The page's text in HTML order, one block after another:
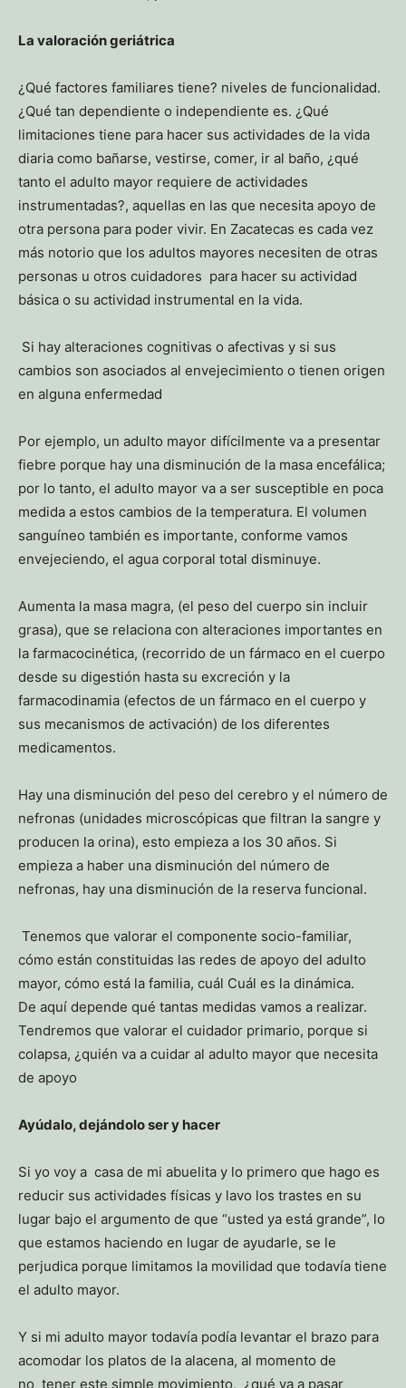
La valoración geriátrica
¿Qué factores familiares tiene? niveles de funcionalidad.
¿Qué tan dependiente o independiente es. ¿Qué
limitaciones tiene para hacer sus actividades de la vida
diaria como bañarse, vestirse, comer, ir al baño, ¿qué
tanto el adulto mayor requiere de actividades
instrumentadas?, aquellas en las que necesita apoyo de
otra persona para poder vivir. En Zacatecas es cada vez
más notorio que los adultos mayores necesiten de otras
personas u otros cuidadores para hacer su actividad
básica o su actividad instrumental en la vida.
Si hay alteraciones cognitivas o afectivas y si sus
cambios son asociados al envejecimiento o tienen origen
en alguna enfermedad
Por ejemplo, un adulto mayor difícilmente va a presentar
fiebre porque hay una disminución de la masa encefálica;
por lo tanto, el adulto mayor va a ser susceptible en poca
medida a estos cambios de la temperatura. El volumen
sanguíneo también es importante, conforme vamos
envejeciendo, el agua corporal total disminuye.
Aumenta la masa magra, (el peso del cuerpo sin incluir
grasa), que se relaciona con alteraciones importantes en
la farmacocinética, (recorrido de un fármaco en el cuerpo
desde su digestión hasta su excreción y la
farmacodinamia (efectos de un fármaco en el cuerpo y
sus mecanismos de activación) de los diferentes
medicamentos.
Hay una disminución del peso del cerebro y el número de
nefronas (unidades microscópicas que filtran la sangre y
producen la orina), esto empieza a los 30 años. Si
empieza a haber una disminución del número de
nefronas, hay una disminución de la reserva funcional.
Tenemos que valorar el componente socio-familiar,
cómo están constituidas las redes de apoyo del adulto
mayor, cómo está la familia, cuál Cuál es la dinámica.
De aquí depende qué tantas medidas vamos a realizar.
Tendremos que valorar el cuidador primario, porque si
colapsa, ¿quién va a cuidar al adulto mayor que necesita
de apoyo
Ayúdalo, dejándolo ser y hacer
Si yo voy a casa de mi abuelita y lo primero que hago es
reducir sus actividades físicas y lavo los trastes en su
lugar bajo el argumento de que “usted ya está grande”, lo
que estamos haciendo en lugar de ayudarle, se le
perjudica porque limitamos la movilidad que todavía tiene
el adulto mayor.
Y si mi adulto mayor todavía podía levantar el brazo para
acomodar los platos de la alacena, al momento de
no tener este simple movimiento, ¿qué va a pasar